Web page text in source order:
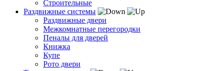
Строительные
Раздвижные системы
Раздвижные двери
Межкомнатные перегородки
Пеналы для дверей
Книжка
Купе
Рото двери